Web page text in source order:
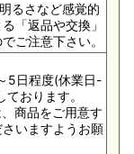
るさなど感覚的
「返品や交換」
ご注意下さい。
5日程度(休業日-
おります。
商品をご用意す
いますようお願